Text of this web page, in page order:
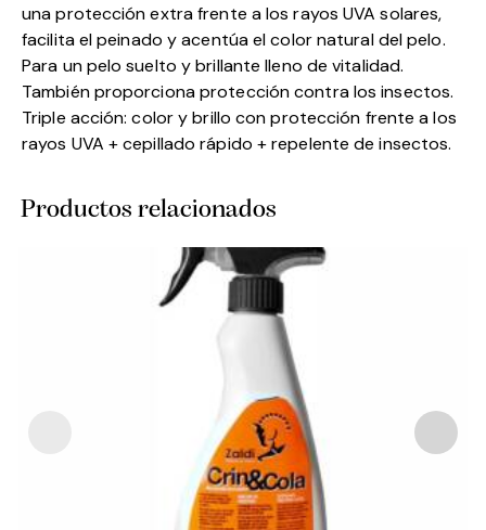
una protección extra frente a los rayos UVA solares,
facilita el peinado y acentúa el color natural del pelo.
Para un pelo suelto y brillante lleno de vitalidad.
También proporciona protección contra los insectos.
Triple acción: color y brillo con protección frente a los
rayos UVA + cepillado rápido + repelente de insectos.
Productos relacionados